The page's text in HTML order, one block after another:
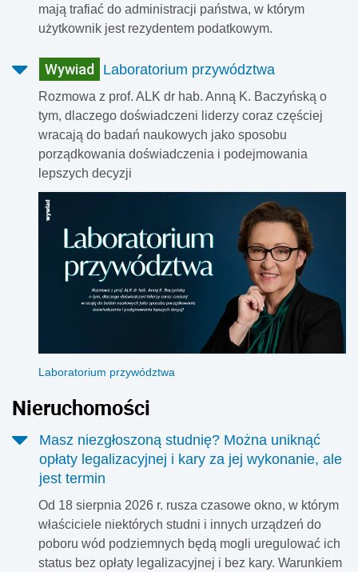
mają trafiać do administracji państwa, w którym
użytkownik jest rezydentem podatkowym.
Wywiad Laboratorium przywództwa
Rozmowa z prof. ALK dr hab. Anną K. Baczyńską o
tym, dlaczego doświadczeni liderzy coraz częściej
wracają do badań naukowych jako sposobu
porządkowania doświadczenia i podejmowania
lepszych decyzji
Laboratorium przywództwa
Nieruchomości
Masz niezgłoszoną studnię? Można uniknąć
opłaty legalizacyjnej i kary za jej wykonanie, ale
jest termin
Od 18 sierpnia 2026 r. rusza czasowe okno, w którym
właściciele niektórych studni i innych urządzeń do
poboru wód podziemnych będą mogli uregulować ich
status bez opłaty legalizacyjnej i bez kary. Warunkiem